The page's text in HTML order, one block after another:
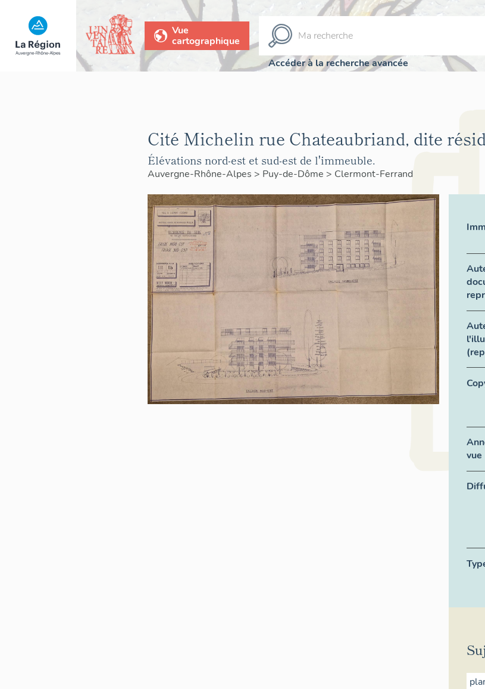
Vue
cartographique
Accéder à la recherche avancée
Cité Michelin rue Chateaubriand, dite
Élévations nord-est et sud-est de l'immeuble.
Auvergne-Rhône-Alpes > Puy-de-Dôme > Clermont-Ferrand
vue